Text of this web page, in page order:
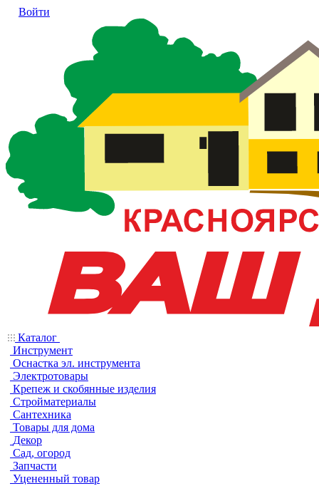
Войти
Каталог
Инструмент
Оснастка эл. инструмента
Электротовары
Крепеж и скобянные изделия
Стройматериалы
Сантехника
Товары для дома
Декор
Сад, огород
Запчасти
Уцененный товар